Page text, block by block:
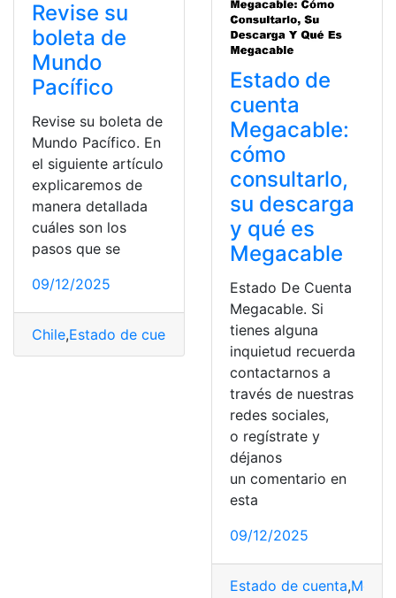
Revise su
boleta de
Mundo
Pacífico
Revise su boleta de
Mundo Pacífico. En
el siguiente artículo
explicaremos de
manera detallada
cuáles son los
pasos que se
09/12/2025
Chile,Estado de cuenta mundo Pacífico,Pagos
Estado de
cuenta
Megacable:
cómo
consultarlo,
su descarga
y qué es
Megacable
Estado De Cuenta
Megacable. Si
tienes alguna
inquietud recuerda
contactarnos a
través de nuestras
redes sociales,
o regístrate y
déjanos
un comentario en
esta
09/12/2025
Estado de cuenta,